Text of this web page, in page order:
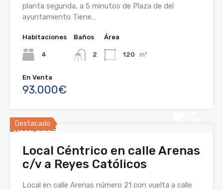
planta segunda, a 5 minutos de Plaza de del
ayuntamiento Tiene…
Habitaciones
4
Baños
2
Área
120 m²
En Venta
93.000€
Destacado
Local Céntrico en calle Arenas
c/v a Reyes Católicos
Local en calle Arenas número 21 con vuelta a calle